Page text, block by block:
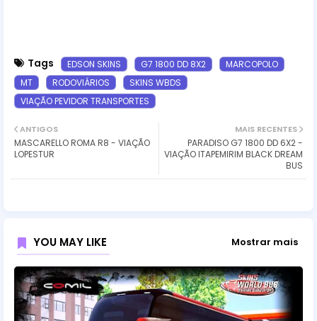
Tags EDSON SKINS G7 1800 DD 8X2
MARCOPOLO
MT
RODOVIÁRIOS
SKINS WBDS
VIAÇÃO PEVIDOR TRANSPORTES
MAIS RECENTES
PARADISO G7 1800 DD 6X2 -
VIAÇÃO ITAPEMIRIM BLACK DREAM
BUS
ANTIGOS
MASCARELLO ROMA R8 - VIAÇÃO
LOPESTUR
YOU MAY LIKE Mostrar mais